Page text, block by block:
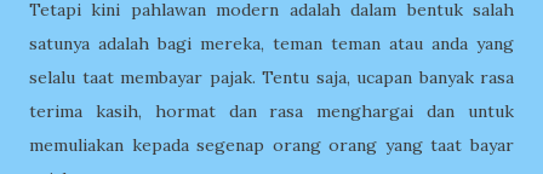
Tetapi kini pahlawan modern adalah dalam bentuk salah
satunya adalah bagi mereka, teman teman atau anda yang
selalu taat membayar pajak. Tentu saja, ucapan banyak rasa
terima kasih, hormat dan rasa menghargai dan untuk
memuliakan kepada segenap orang orang yang taat bayar